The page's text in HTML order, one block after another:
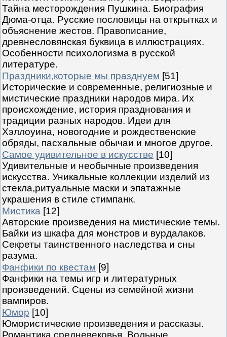
Тайна месторождения Пушкина. Биография
Дюма-отца. Русские пословицы на открытках и
объяснение жестов. Правописание,
древнесловянская буквица в иллюстрациях.
Особенности психологизма в русской
литературе.
Праздники,которые мы празднуем [51]
Исторические и современные, религиозные и
мистические праздники народов мира. Их
происхождение, история празднования и
традиции разных народов. Идеи для
Хэллоуина, новогодние и рождественские
обряды, пасхальные обычаи и многое другое.
Самое удивительное в искусстве [10]
Удивительные и необычные произведения
искусства. Уникальные коллекции изделий из
стекла,ритуальные маски и эпатажные
украшения в стиле стимпанк.
Мистика [12]
Авторские произведения на мистические темы.
Байки из шкафа для монстров и вурдалаков.
Секреты таинственного наследства и сны
разума.
Фанфики по квестам [9]
Фанфики на темы игр и литературных
произведений. Сцены из семейной жизни
вампиров.
Юмор [10]
Юмористические произведения и рассказы.
Романтика средневековья. Вольные